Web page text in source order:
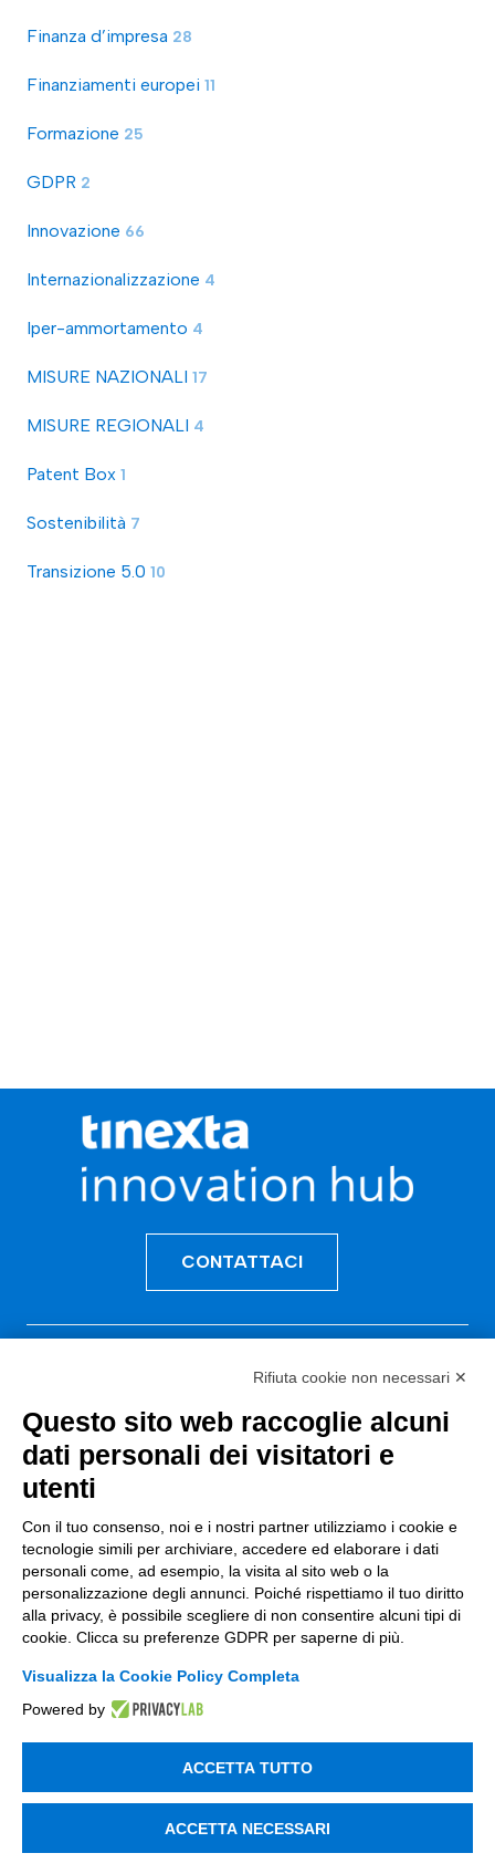
Finanza d’impresa 28
Finanziamenti europei 11
Formazione 25
GDPR 2
Innovazione 66
Internazionalizzazione 4
Iper-ammortamento 4
MISURE NAZIONALI 17
MISURE REGIONALI 4
Patent Box 1
Sostenibilità 7
Transizione 5.0 10
CONTATTACI
Incentivi per le imprese
Bandi
Fondi Europei
Consulenza
ESG
Finanza
Nuovi Mercati
Innovazione di prodotto e processo
Data & BI
Trasformazione Digitale
Rifiuta cookie non necessari ✕
Questo sito web raccoglie alcuni
dati personali dei visitatori e
utenti
Con il tuo consenso, noi e i nostri partner utilizziamo i cookie e
tecnologie simili per archiviare, accedere ed elaborare i dati
personali come, ad esempio, la visita al sito web o la
personalizzazione degli annunci. Poiché rispettiamo il tuo diritto
alla privacy, è possibile scegliere di non consentire alcuni tipi di
cookie. Clicca su preferenze GDPR per saperne di più.
Visualizza la Cookie Policy Completa
Powered by
ACCETTA TUTTO
ACCETTA NECESSARI